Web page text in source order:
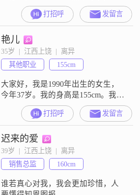
在母亲已经好多了。我将视我的姻
缘，决定自己是留在德兴、南昌、
上饶，抑或是江西的某地。我爱阅
读，爱听书，爱遐想，现在也喜欢
上了循序渐进的运动。心中的他，
有一定的素养，疼我，护我。而对
他，我也将既许一人以偏爱，愿尽
余生之慷慨。
打招呼 发留言
艳儿
35岁  |  江西上饶  |  离异
其他职业
155cm
大家好，我是1990年出生的女生，
今年37岁。我的身高是155cm。我目
前的工作地在上饶，月收入在5001
到8000元这个区间。我的学历是中
专。我是一个随和易相处的人，平
时待人接物比较平和。在与人交往
中，我是一个真诚可靠的人，答应
别人的事情会努力做到。我性格独
立自信，有自己的想法，也能独立
处理生活中的事情。对于生活，我
打招呼 发留言
迟来的爱
39岁  |  江西上饶  |  离异
销售总监
160cm
谁若真心对我，我会更加珍惜，人